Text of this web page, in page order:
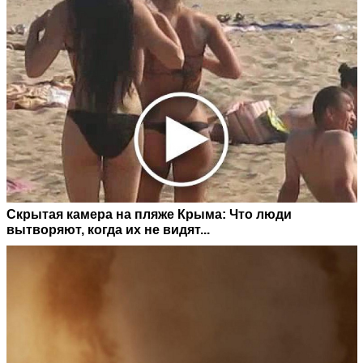
Скрытая камера на пляже Крыма: Что люди
вытворяют, когда их не видят...